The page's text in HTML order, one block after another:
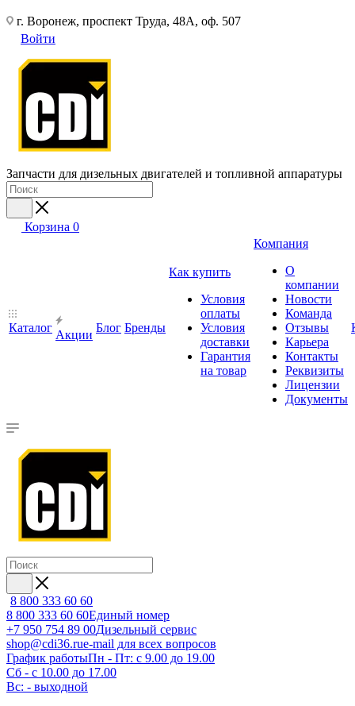
г. Воронеж, проспект Труда, 48А, оф. 507
Войти
Запчасти для дизельных двигателей и топливной аппаратуры
Корзина 0
Каталог
Акции
Блог Бренды
Как купить
Условия
оплаты
Условия
доставки
Гарантия
на товар
Компания
О
компании
Новости
Команда
Отзывы
Карьера
Контакты
Реквизиты
Лицензии
Документы
8 800 333 60 60
8 800 333 60 60Единый номер
+7 950 754 89 00Дизельный сервис
shop@cdi36.rue-mail для всех вопросов
График работыПн - Пт: с 9.00 до 19.00
Сб - с 10.00 до 17.00
Вс: - выходной